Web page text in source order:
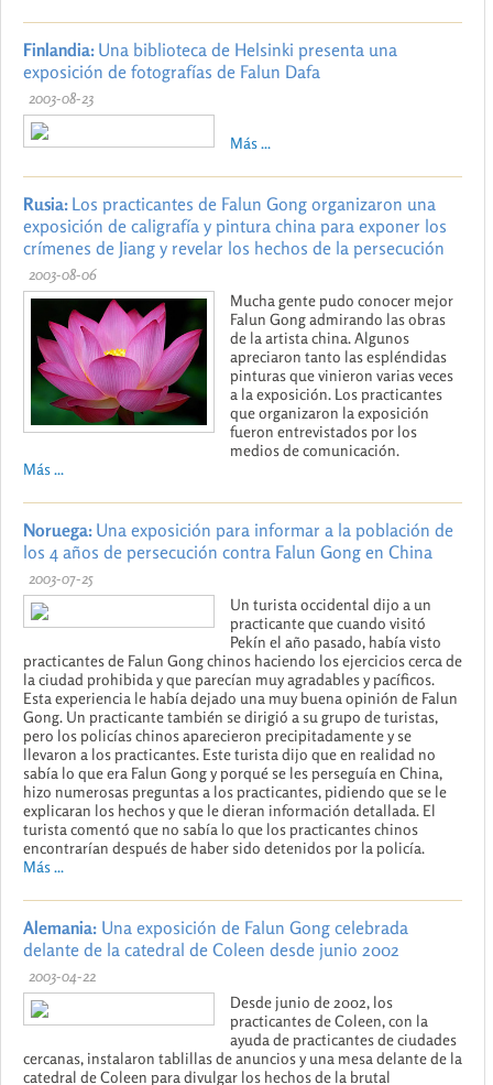
Finlandia: Una biblioteca de Helsinki presenta una
exposición de fotografías de Falun Dafa
2003-08-23
Más ...
Rusia: Los practicantes de Falun Gong organizaron una
exposición de caligrafía y pintura china para exponer los
crímenes de Jiang y revelar los hechos de la persecución
2003-08-06
Mucha gente pudo conocer mejor
Falun Gong admirando las obras
de la artista china. Algunos
apreciaron tanto las espléndidas
pinturas que vinieron varias veces
a la exposición. Los practicantes
que organizaron la exposición
fueron entrevistados por los
medios de comunicación.
Más ...
Noruega: Una exposición para informar a la población de
los 4 años de persecución contra Falun Gong en China
2003-07-25
Un turista occidental dijo a un
practicante que cuando visitó
Pekín el año pasado, había visto
practicantes de Falun Gong chinos haciendo los ejercicios cerca de
la ciudad prohibida y que parecían muy agradables y pacíficos.
Esta experiencia le había dejado una muy buena opinión de Falun
Gong. Un practicante también se dirigió a su grupo de turistas,
pero los policías chinos aparecieron precipitadamente y se
llevaron a los practicantes. Este turista dijo que en realidad no
sabía lo que era Falun Gong y porqué se les perseguía en China,
hizo numerosas preguntas a los practicantes, pidiendo que se le
explicaran los hechos y que le dieran información detallada. El
turista comentó que no sabía lo que los practicantes chinos
encontrarían después de haber sido detenidos por la policía.
Más ...
Alemania: Una exposición de Falun Gong celebrada
delante de la catedral de Coleen desde junio 2002
2003-04-22
Desde junio de 2002, los
practicantes de Coleen, con la
ayuda de practicantes de ciudades
cercanas, instalaron tablillas de anuncios y una mesa delante de la
catedral de Coleen para divulgar los hechos de la brutal